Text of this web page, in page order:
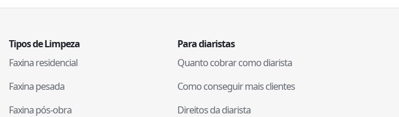
Tipos de Limpeza
Faxina residencial
Faxina pesada
Faxina pós-obra
Para diaristas
Quanto cobrar como diarista
Como conseguir mais clientes
Direitos da diarista